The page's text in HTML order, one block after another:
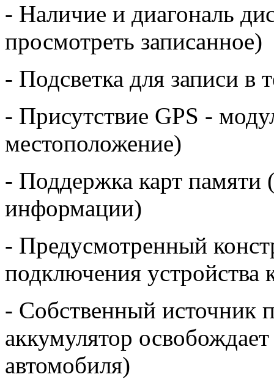
- Наличие и диагональ
просмотреть записанное)
- Подсветка для записи в
- Присутствие GPS -
местоположение)
- Поддержка карт памяти
информации)
- Предусмотренный
подключения устройства
- Собственный источник
аккумулятор
автомобиля)